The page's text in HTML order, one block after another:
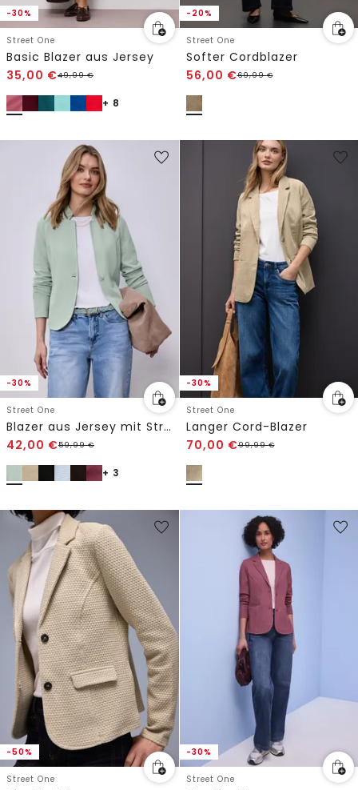
-30%
Street One
Basic Blazer aus Jersey
35,00 €49,99€
+ 8
-20%
Street One
Softer Cordblazer
56,00 €69,99€
-30%
Street One
Blazer aus Jersey mit Struktur
42,00 €59,99€
+ 3
-30%
Street One
Langer Cord-Blazer
70,00 €99,99€
-50%
Street One
-30%
Street One